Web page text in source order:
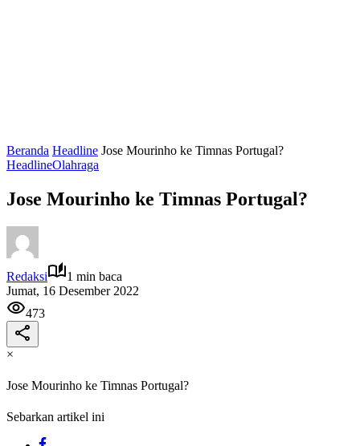
Beranda Headline Jose Mourinho ke Timnas Portugal?
HeadlineOlahraga
Jose Mourinho ke Timnas Portugal?
Redaksi
1 min baca
Jumat, 16 Desember 2022
473
×
Jose Mourinho ke Timnas Portugal?
Sebarkan artikel ini